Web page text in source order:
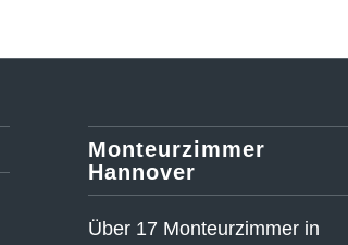
Monteurzimmer
Hannover
Über 17 Monteurzimmer in